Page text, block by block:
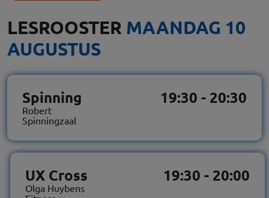
LESROOSTER MAANDAG 10
AUGUSTUS
Spinning 19:30 - 20:30
Robert
Spinningzaal
UX Cross 19:30 - 20:00
Olga Huybens